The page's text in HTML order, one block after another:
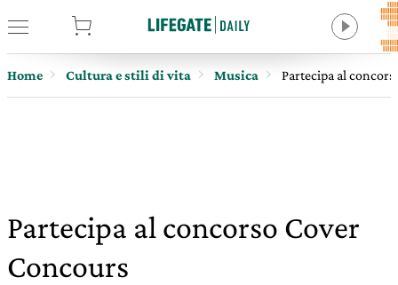
Home Cultura e stili di vita Musica Partecipa al
Partecipa al concorso Cover
Concours